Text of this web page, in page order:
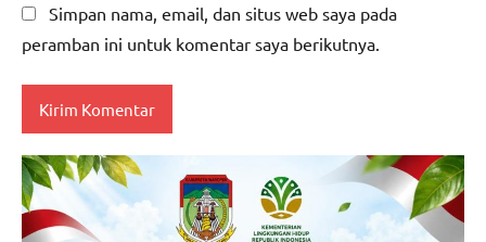
Simpan nama, email, dan situs web saya pada
peramban ini untuk komentar saya berikutnya.